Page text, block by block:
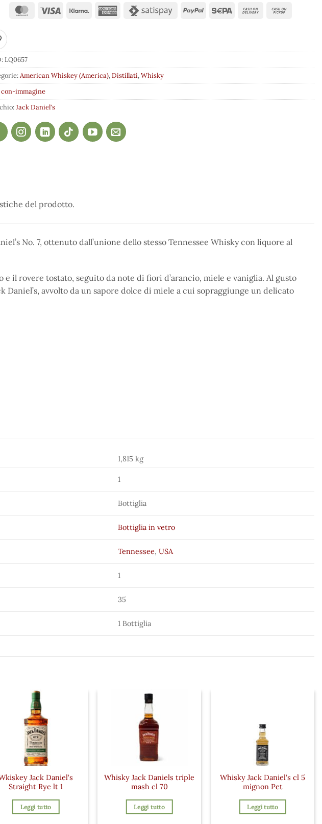
ai preferiti
LQ0657
American Whiskey (America),Distillati,Whisky
con-immagine
Jack Daniel's
del prodotto.
No. 7, ottenuto dall’unione dello stesso Tennessee Whisky con liquore al
il rovere tostato, seguito da note di fiori d’arancio, miele e vaniglia. Al gusto
avvolto da un sapore dolce di miele a cui sopraggiunge un delicato
1,815 kg
1
Bottiglia
Bottiglia in vetro
Tennessee,USA
1
35
1 Bottiglia
Jack Daniel’s
Straight Rye lt 1
Leggi tutto
Whisky Jack Daniels triple
mash cl 70
Leggi tutto
Whisky Jack Daniel’s cl 5
mignon Pet
Leggi tutto